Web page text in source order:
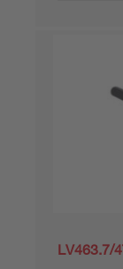
LV463.7/